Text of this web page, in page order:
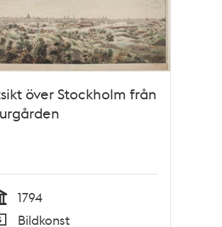
över Stockholm från
1794
Bildkonst